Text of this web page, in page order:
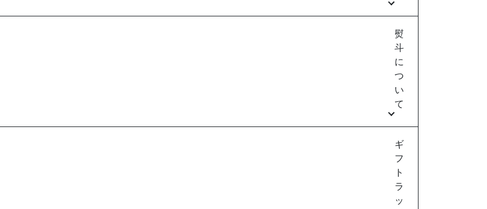
熨
斗
に
つ
い
て
ギ
フ
ト
ラ
ッ